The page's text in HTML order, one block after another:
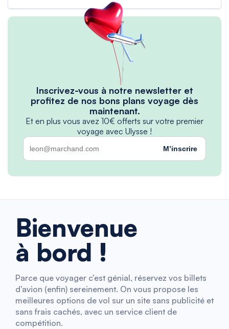
Inscrivez-vous à notre newsletter et
profitez de nos bons plans voyage dès
maintenant.
Et en plus vous avez 10€ offerts sur votre premier
voyage avec Ulysse !
M’inscrire
Bienvenue
à bord !
Parce que voyager c’est génial, réservez vos billets
d’avion (enfin) sereinement. On vous propose les
meilleures options de vol sur un site sans publicité et
sans frais cachés, avec un service client de
compétition.